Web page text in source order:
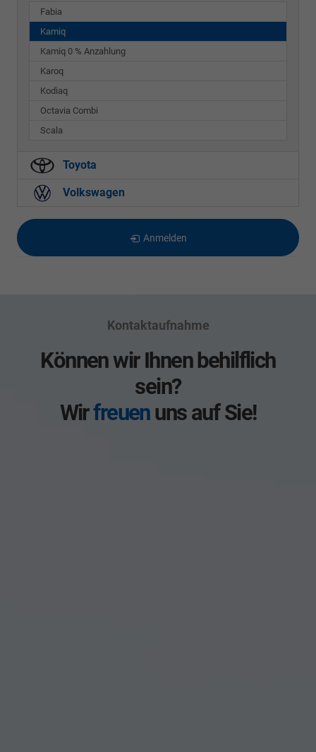
Fabia
Kamiq
Kamiq 0 % Anzahlung
Karoq
Kodiaq
Octavia Combi
Scala
Toyota
Volkswagen
Anmelden
Kontaktaufnahme
Können wir Ihnen behilflich
sein?
Wirfreuenuns auf Sie!